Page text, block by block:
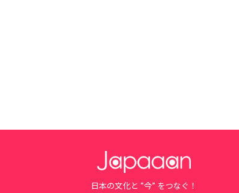
日本の文化と ”今” をつなぐ！